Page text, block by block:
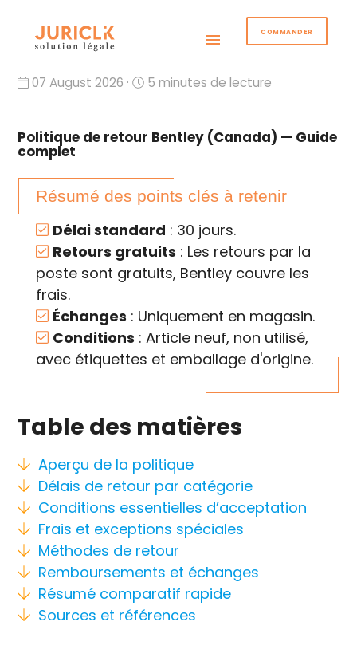
menu COMMANDER
07 August 2026 · 5 minutes de lecture
Politique de retour Bentley (Canada) — Guide
complet
Résumé des points clés à retenir
Délai standard : 30 jours.
Retours gratuits : Les retours par la
poste sont gratuits, Bentley couvre les
frais.
Échanges : Uniquement en magasin.
Conditions : Article neuf, non utilisé,
avec étiquettes et emballage d'origine.
Table des matières
Aperçu de la politique
Délais de retour par catégorie
Conditions essentielles d’acceptation
Frais et exceptions spéciales
Méthodes de retour
Remboursements et échanges
Résumé comparatif rapide
Sources et références